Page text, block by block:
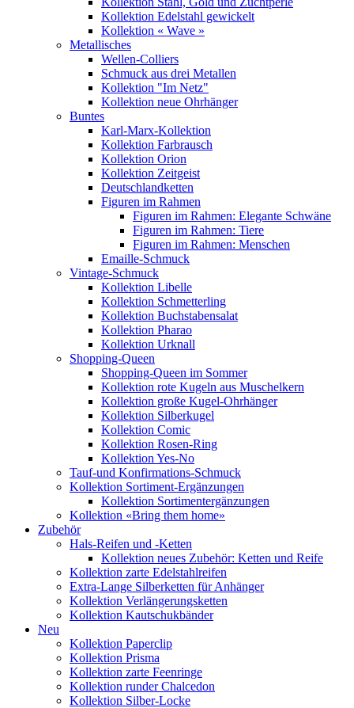
Kollektion Edelstahl gewickelt
Kollektion « Wave »
Metallisches
Wellen-Colliers
Schmuck aus drei Metallen
Kollektion "Im Netz"
Kollektion neue Ohrhänger
Buntes
Karl-Marx-Kollektion
Kollektion Farbrausch
Kollektion Orion
Kollektion Zeitgeist
Deutschlandketten
Figuren im Rahmen
Figuren im Rahmen: Elegante Schwäne
Figuren im Rahmen: Tiere
Figuren im Rahmen: Menschen
Emaille-Schmuck
Vintage-Schmuck
Kollektion Libelle
Kollektion Schmetterling
Kollektion Buchstabensalat
Kollektion Pharao
Kollektion Urknall
Shopping-Queen
Shopping-Queen im Sommer
Kollektion rote Kugeln aus Muschelkern
Kollektion große Kugel-Ohrhänger
Kollektion Silberkugel
Kollektion Comic
Kollektion Rosen-Ring
Kollektion Yes-No
Tauf-und Konfirmations-Schmuck
Kollektion Sortiment-Ergänzungen
Kollektion Sortimentergänzungen
Kollektion «Bring them home»
Zubehör
Hals-Reifen und -Ketten
Kollektion neues Zubehör: Ketten und Reife
Kollektion zarte Edelstahlreifen
Extra-Lange Silberketten für Anhänger
Kollektion Verlängerungsketten
Kollektion Kautschukbänder
Neu
Kollektion Paperclip
Kollektion Prisma
Kollektion zarte Feenringe
Kollektion runder Chalcedon
Kollektion Silber-Locke